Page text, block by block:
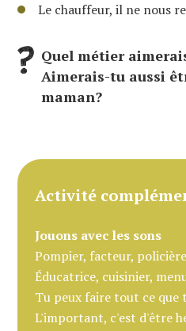
Le chauffeur, il ne nous
Quel métier
Aimerais-tu aussi
maman?
Activité
Jouons avec les sons
Pompier, facteur,
Éducatrice, cuisinier,
Tu peux faire tout ce que
L'important, c'est d'être